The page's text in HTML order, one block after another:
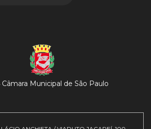
Municipal de São Paulo